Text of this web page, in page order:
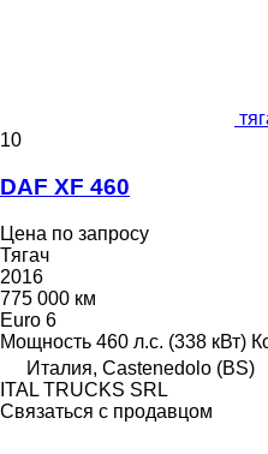
10
DAF XF 460
Цена по запросу
Тягач
2016
775 000 км
Euro 6
Мощность 460 л.с. (338 кВт)
Италия, Castenedolo (BS)
ITAL TRUCKS SRL
Связаться с продавцом